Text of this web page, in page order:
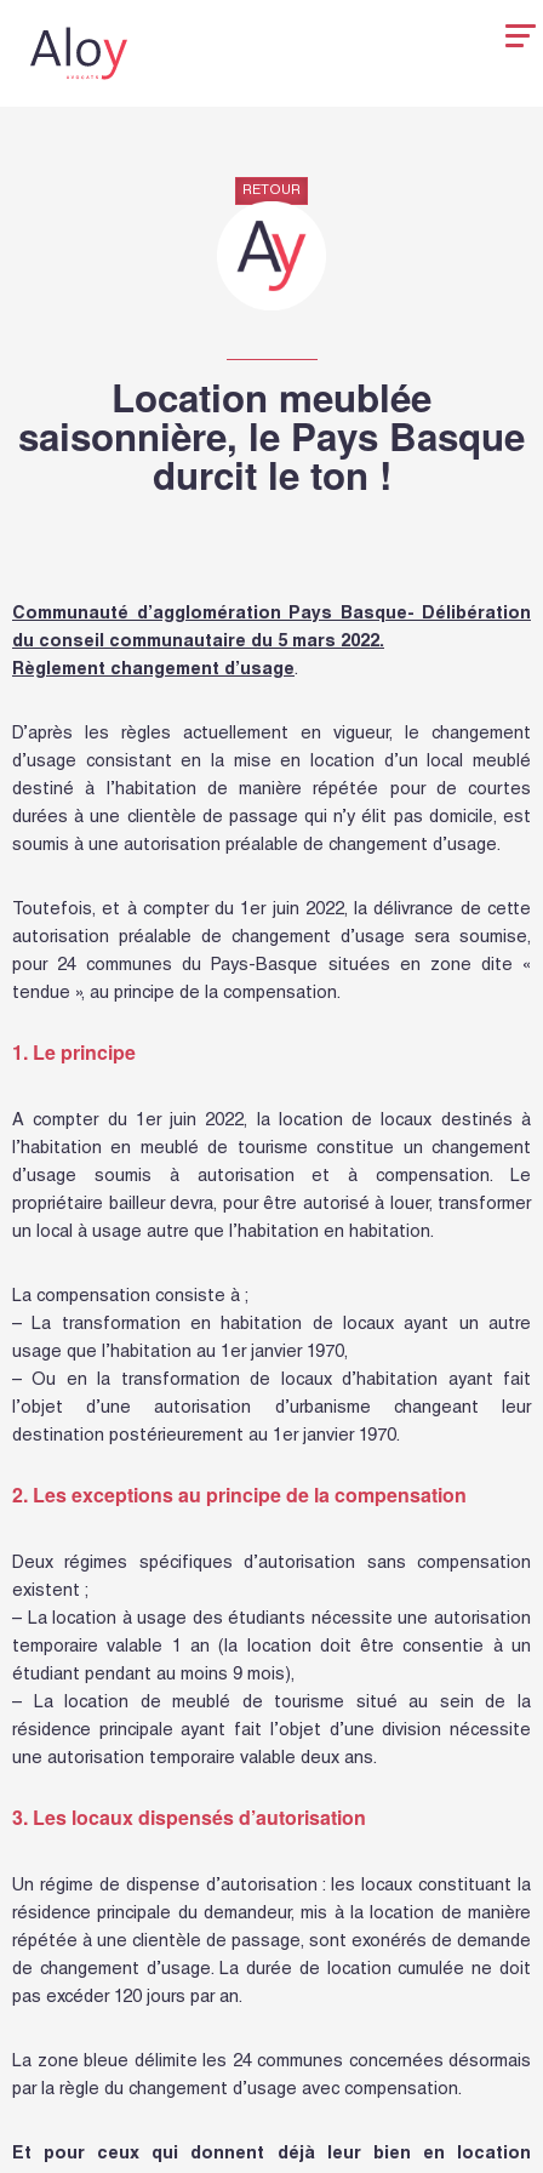
RETOUR
Location meublée
saisonnière, le Pays Basque
durcit le ton !
Communauté d’agglomération Pays Basque- Délibération
du conseil communautaire du 5 mars 2022.
Règlement changement d’usage.
D’après les règles actuellement en vigueur, le changement
d’usage consistant en la mise en location d’un local meublé
destiné à l’habitation de manière répétée pour de courtes
durées à une clientèle de passage qui n’y élit pas domicile, est
soumis à une autorisation préalable de changement d’usage.
Toutefois, et à compter du 1er juin 2022, la délivrance de cette
autorisation préalable de changement d’usage sera soumise,
pour 24 communes du Pays-Basque situées en zone dite «
tendue », au principe de la compensation.
1. Le principe
A compter du 1er juin 2022, la location de locaux destinés à
l’habitation en meublé de tourisme constitue un changement
d’usage soumis à autorisation et à compensation. Le
propriétaire bailleur devra, pour être autorisé à louer, transformer
un local à usage autre que l’habitation en habitation.
La compensation consiste à ;
– La transformation en habitation de locaux ayant un autre
usage que l’habitation au 1er janvier 1970,
– Ou en la transformation de locaux d’habitation ayant fait
l’objet d’une autorisation d’urbanisme changeant leur
destination postérieurement au 1er janvier 1970.
2. Les exceptions au principe de la compensation
Deux régimes spécifiques d’autorisation sans compensation
existent ;
– La location à usage des étudiants nécessite une autorisation
temporaire valable 1 an (la location doit être consentie à un
étudiant pendant au moins 9 mois),
– La location de meublé de tourisme situé au sein de la
résidence principale ayant fait l’objet d’une division nécessite
une autorisation temporaire valable deux ans.
3. Les locaux dispensés d’autorisation
Un régime de dispense d’autorisation : les locaux constituant la
résidence principale du demandeur, mis à la location de manière
répétée à une clientèle de passage, sont exonérés de demande
de changement d’usage. La durée de location cumulée ne doit
pas excéder 120 jours par an.
La zone bleue délimite les 24 communes concernées désormais
par la règle du changement d’usage avec compensation.
Et pour ceux qui donnent déjà leur bien en location